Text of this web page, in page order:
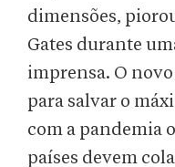
dimensões,
Gates durante
imprensa. O
para salvar o
com a pandemia
países devem